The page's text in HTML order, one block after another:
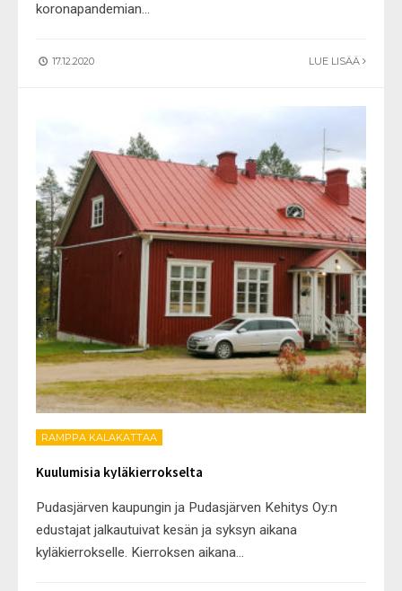
koronapandemian...
17.12.2020 LUE LISÄÄ
RAMPPA KALAKATTAA
Kuulumisia kyläkierrokselta
Pudasjärven kaupungin ja Pudasjärven Kehitys Oy:n
edustajat jalkautuivat kesän ja syksyn aikana
kyläkierrokselle. Kierroksen aikana...